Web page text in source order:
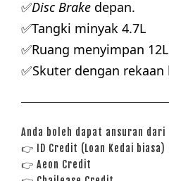
✅Disc Brake depan.
✅Tangki minyak 4.7L
✅Ruang menyimpan
✅Skuter dengan
Anda boleh dapat ansuran dari
👉 ID Credit (Loan Kedai biasa)
👉 Aeon Credit